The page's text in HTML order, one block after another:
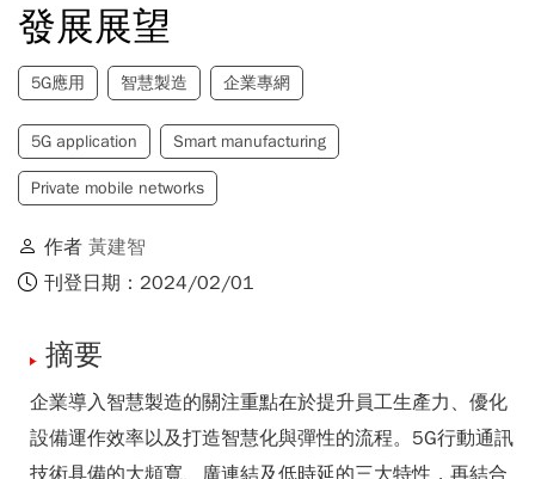
發展展望
5G應用 智慧製造 企業專網
5G application Smart manufacturing
Private mobile networks
作者 黃建智
刊登日期：2024/02/01
摘要
企業導入智慧製造的關注重點在於提升員工生產力、優化
設備運作效率以及打造智慧化與彈性的流程。5G行動通訊
技術具備的大頻寬、廣連結及低時延的三大特性，再結合